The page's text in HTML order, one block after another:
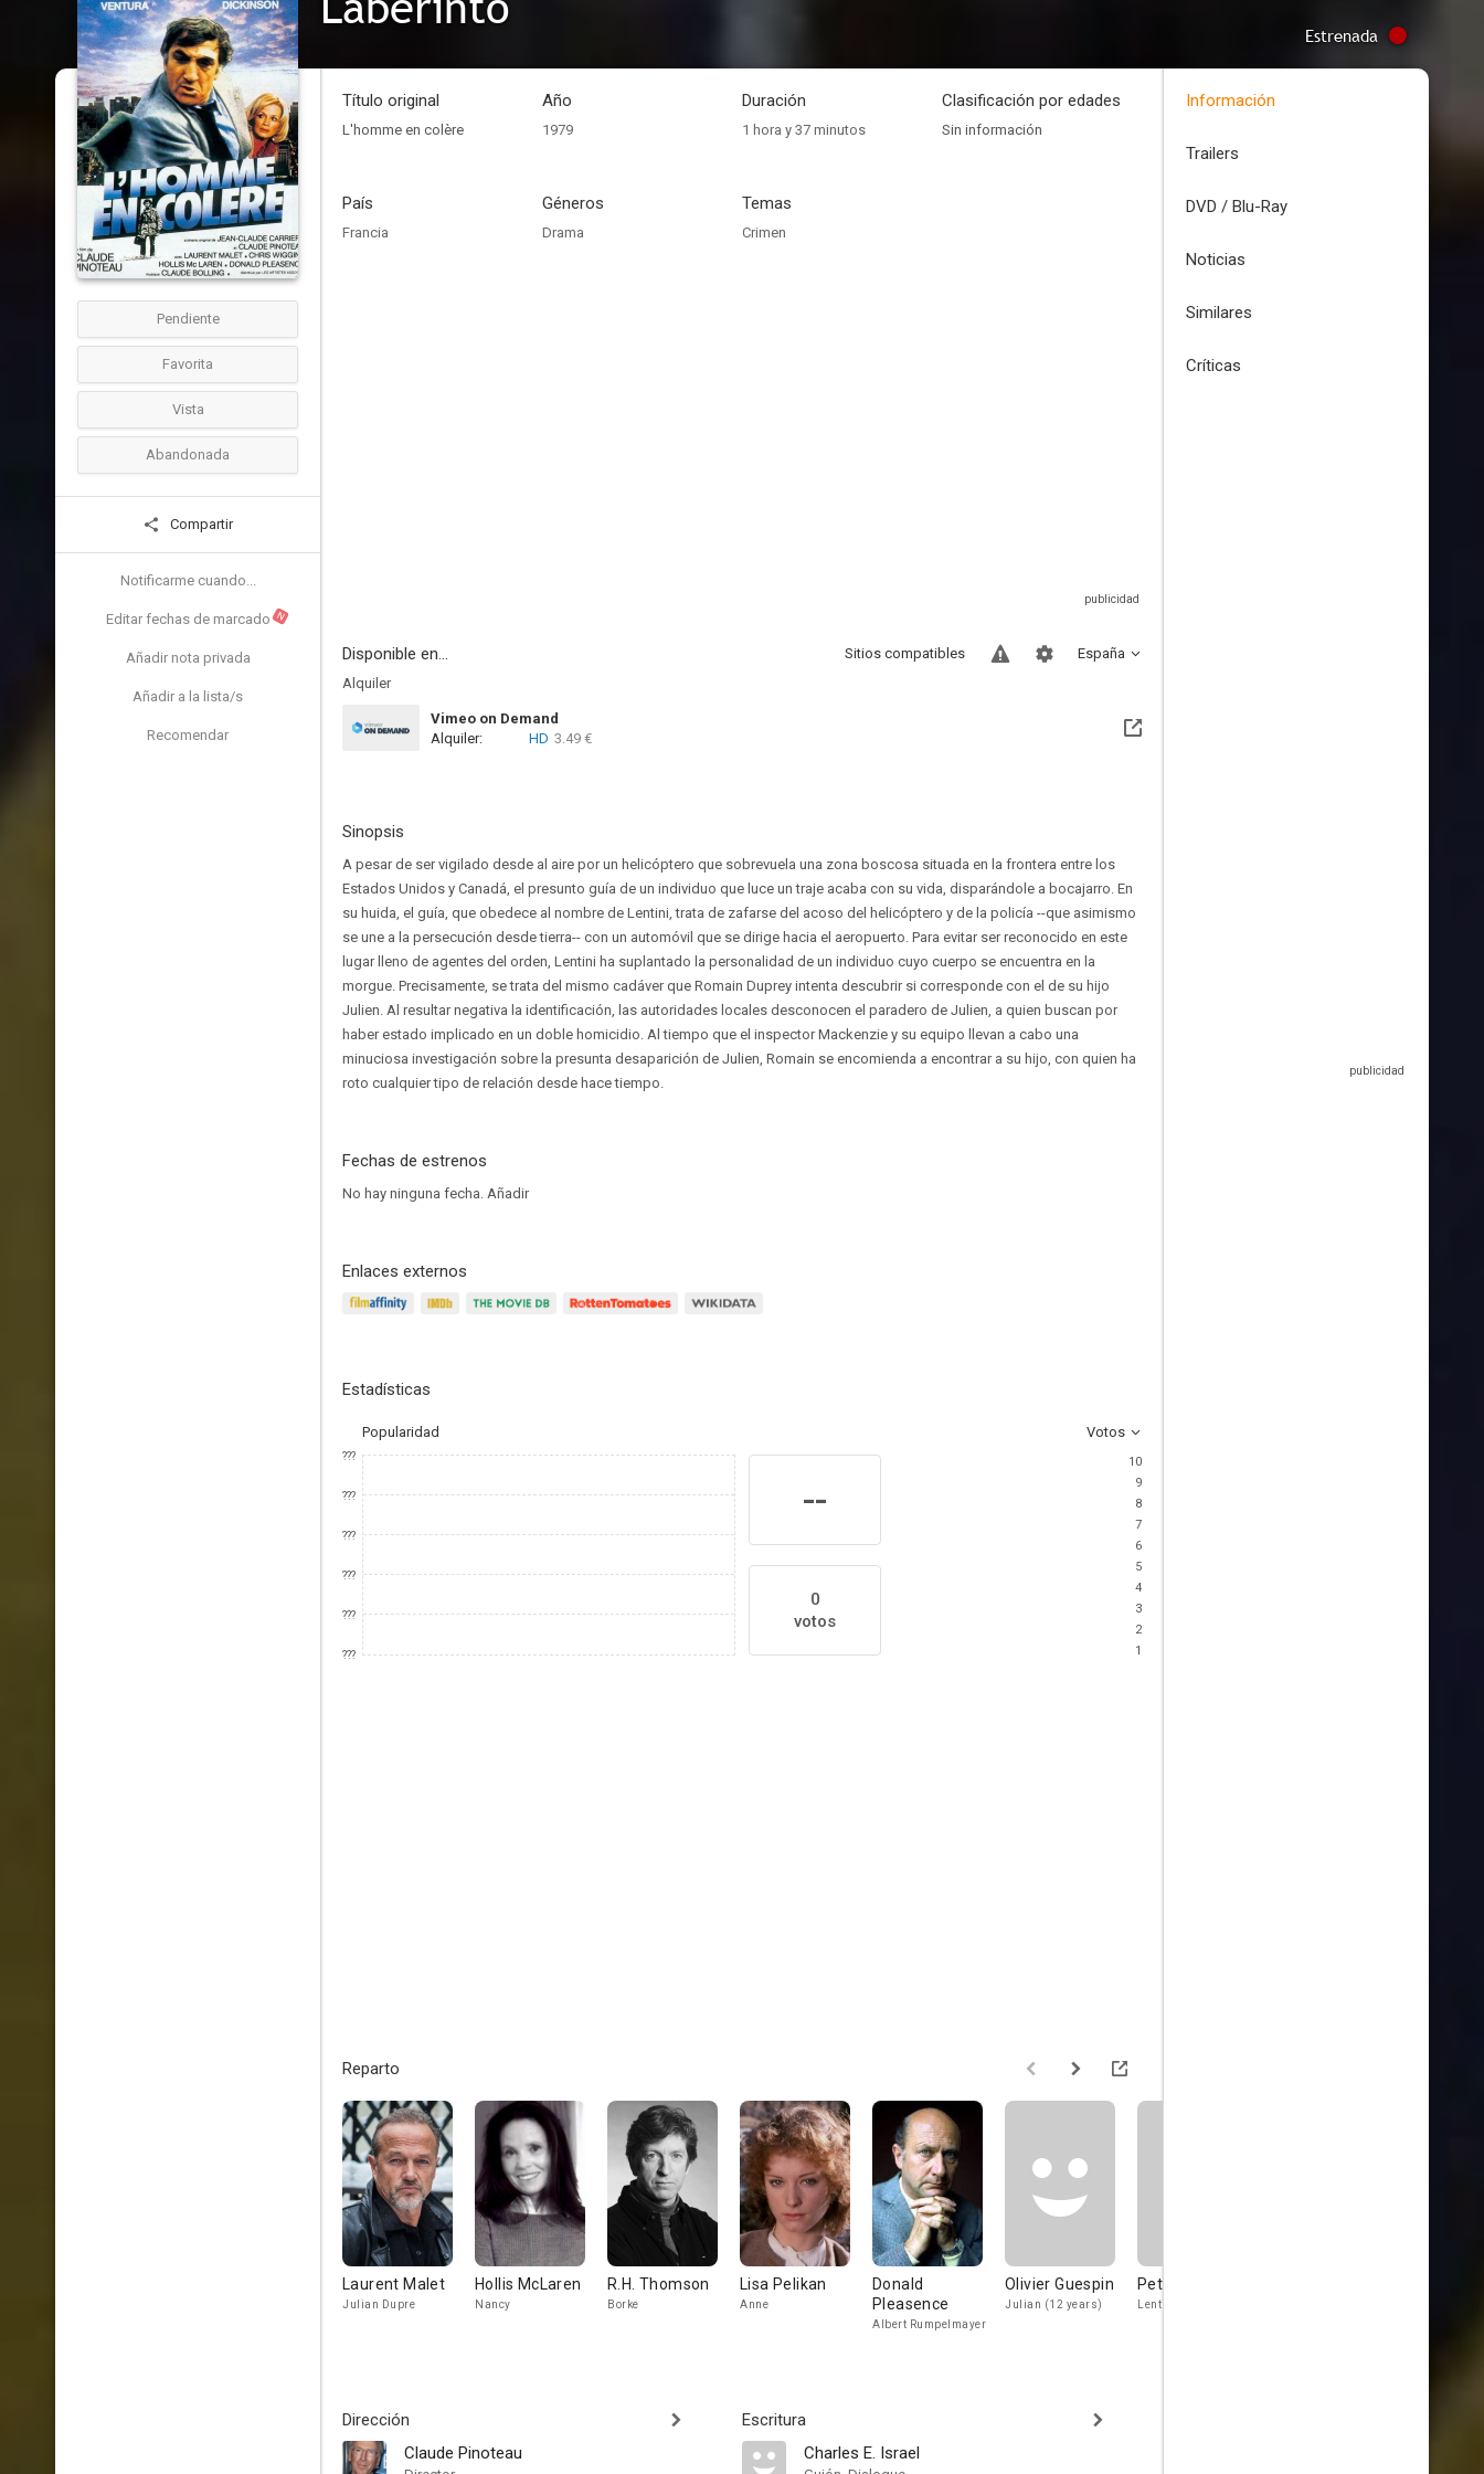
Estrenada
Pendiente
Favorita
Vista
Abandonada
Compartir
Notificarme cuando...
Editar fechas de marcado N
Añadir nota privada
Añadir a la lista/s
Recomendar
Título original
L'homme en colère
Año
1979
Duración
1 hora y 37 minutos
Clasificación por edades
Sin información
País
Francia
Géneros
Drama
Temas
Crimen
Disponible en... España
Sitios compatibles
Alquiler
Vimeo on Demand
Alquiler:
HD 3.49 €
Sinopsis
A pesar de ser vigilado desde al aire por un helicóptero que sobrevuela una zona boscosa situada en la frontera entre los
Estados Unidos y Canadá, el presunto guía de un individuo que luce un traje acaba con su vida, disparándole a bocajarro. En
su huida, el guía, que obedece al nombre de Lentini, trata de zafarse del acoso del helicóptero y de la policía --que asimismo
se une a la persecución desde tierra-- con un automóvil que se dirige hacia el aeropuerto. Para evitar ser reconocido en este
lugar lleno de agentes del orden, Lentini ha suplantado la personalidad de un individuo cuyo cuerpo se encuentra en la
morgue. Precisamente, se trata del mismo cadáver que Romain Duprey intenta descubrir si corresponde con el de su hijo
Julien. Al resultar negativa la identificación, las autoridades locales desconocen el paradero de Julien, a quien buscan por
haber estado implicado en un doble homicidio. Al tiempo que el inspector Mackenzie y su equipo llevan a cabo una
minuciosa investigación sobre la presunta desaparición de Julien, Romain se encomienda a encontrar a su hijo, con quien ha
roto cualquier tipo de relación desde hace tiempo.
Fechas de estrenos
No hay ninguna fecha. Añadir
Enlaces externos
Estadísticas
Popularidad Votos
???
???
???
???
???
???
--
0
votos
10
9
8
7
6
5
4
3
2
1
Reparto
Laurent Malet
Julian Dupre
Hollis McLaren
Nancy
R.H. Thomson
Borke
Lisa Pelikan
Anne
Donald
Pleasence
Albert Rumpelmayer
Olivier Guespin
Julian (12 years)
Peter Hicks
Lentini
Dirección
Claude Pinoteau
Escritura
Charles E. Israel
Información
Trailers
DVD / Blu-Ray
Noticias
Similares
Críticas